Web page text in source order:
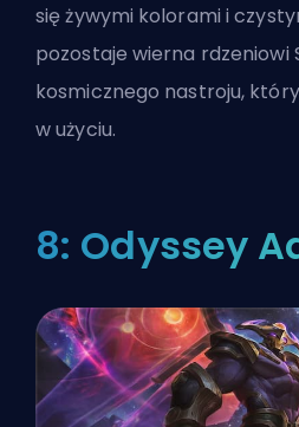
się żywymi kolorami i
pozostaje wierna rdzeniowi
kosmicznego nastroju,
w użyciu.
8: Odyssey